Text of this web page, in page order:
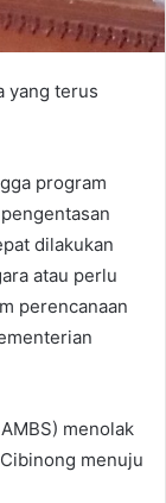
yang terus
program
dilakukan
atau perlu
perencanaan
menolak
menuju